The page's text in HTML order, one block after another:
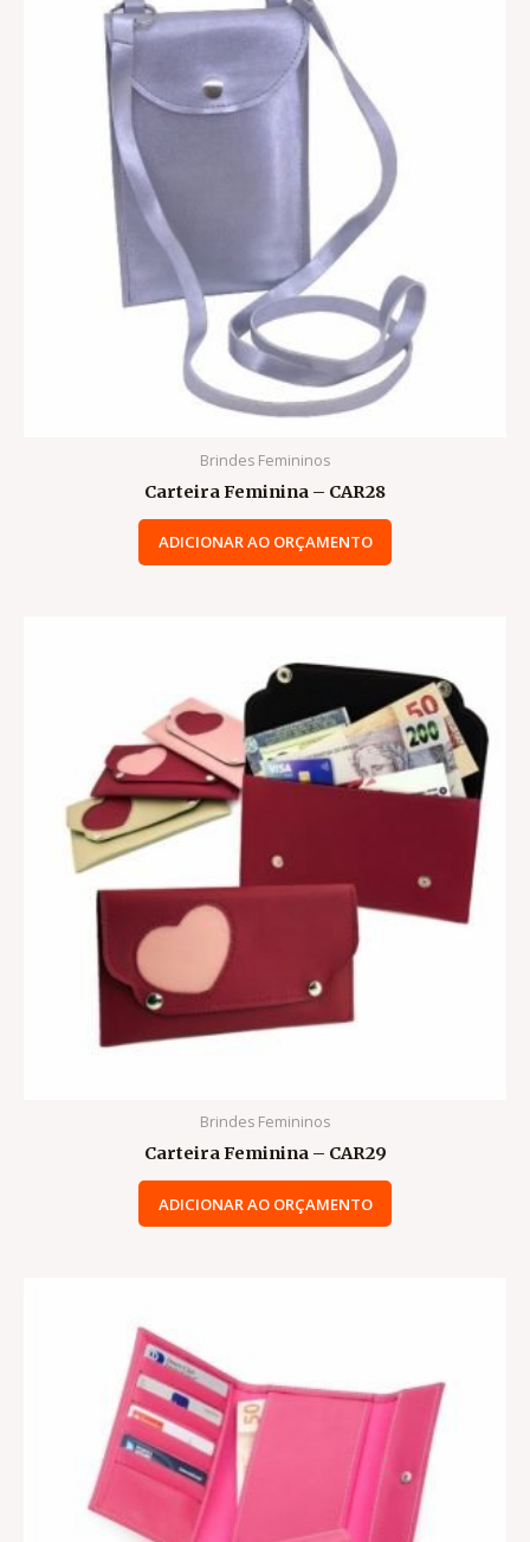
Brindes Femininos
Carteira Feminina – CAR28
ADICIONAR AO ORÇAMENTO
Brindes Femininos
Carteira Feminina – CAR29
ADICIONAR AO ORÇAMENTO